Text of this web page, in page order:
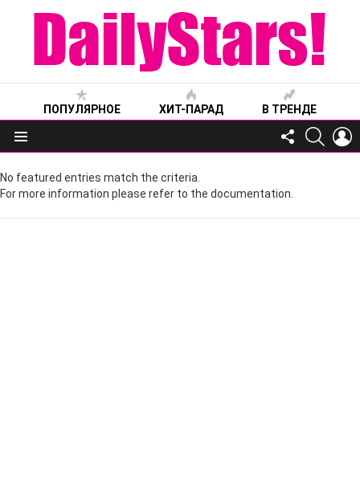
ПОПУЛЯРНОЕ ХИТ-ПАРАД В ТРЕНДЕ
Меню
FOLLOW
US
No featured entries match the criteria.
For more information please refer to the documentation.